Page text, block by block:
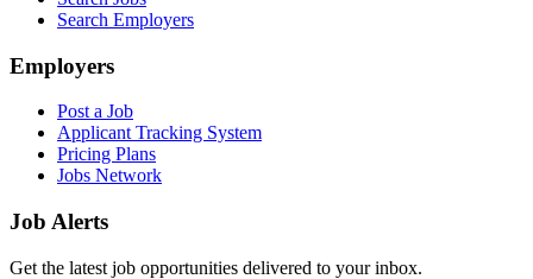
Search Employers
Employers
Post a Job
Applicant Tracking System
Pricing Plans
Jobs Network
Job Alerts
Get the latest job opportunities delivered to your inbox.